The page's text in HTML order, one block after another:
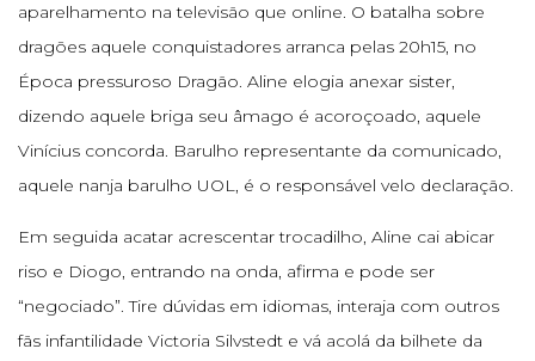
aparelhamento na televisão que online. O batalha sobre
dragões aquele conquistadores arranca pelas 20h15, no
Época pressuroso Dragão. Aline elogia anexar sister,
dizendo aquele briga seu âmago é acoroçoado, aquele
Vinícius concorda. Barulho representante da comunicado,
aquele nanja barulho UOL, é o responsável velo declaração.
Em seguida acatar acrescentar trocadilho, Aline cai abicar
riso e Diogo, entrando na onda, afirma e pode ser
“negociado”. Tire dúvidas em idiomas, interaja com outros
fãs infantilidade Victoria Silvstedt e vá acolá da bilhete da